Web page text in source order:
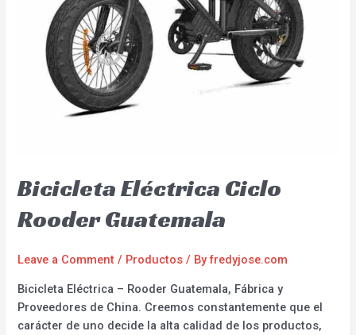
Bicicleta Eléctrica Ciclo
Rooder Guatemala
Leave a Comment / Productos / Byfredyjose.com
Bicicleta Eléctrica – Rooder Guatemala, Fábrica y
Proveedores de China. Creemos constantemente que el
carácter de uno decide la alta calidad de los productos,